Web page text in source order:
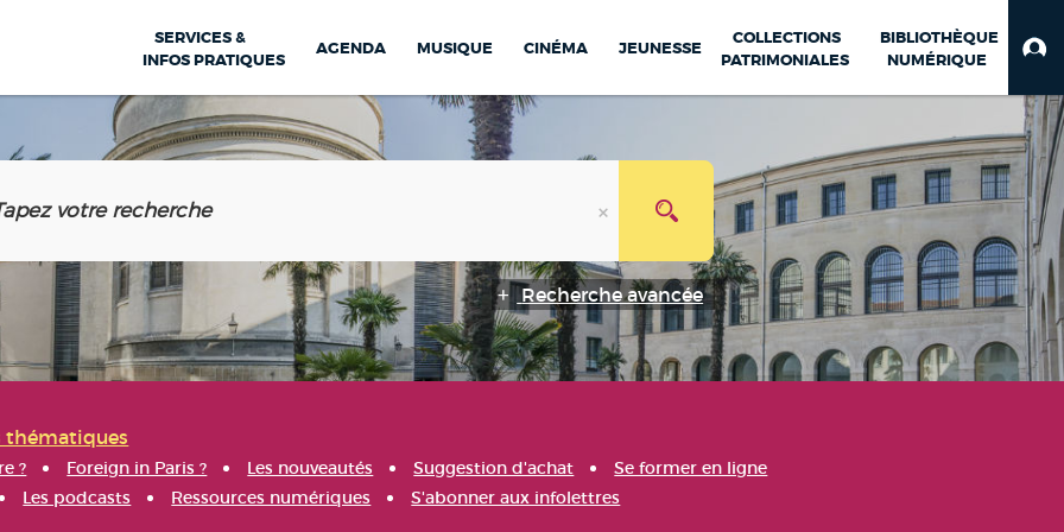
SERVICES &
INFOS PRATIQUES
AGENDA MUSIQUE CINÉMA JEUNESSE
COLLECTIONS
PATRIMONIALES
BIBLIOTHÈQUE
NUMÉRIQUE
Recherche avancée
thématiques
? Foreign in Paris ? Les nouveautés Suggestion d'achat
Se former en ligne
Les podcasts Ressources numériques S'abonner aux infolettres